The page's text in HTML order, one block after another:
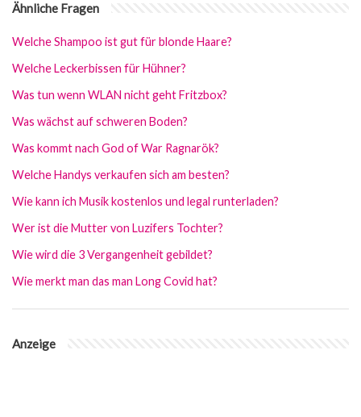
Ähnliche Fragen
Welche Shampoo ist gut für blonde Haare?
Welche Leckerbissen für Hühner?
Was tun wenn WLAN nicht geht Fritzbox?
Was wächst auf schweren Boden?
Was kommt nach God of War Ragnarök?
Welche Handys verkaufen sich am besten?
Wie kann ich Musik kostenlos und legal runterladen?
Wer ist die Mutter von Luzifers Tochter?
Wie wird die 3 Vergangenheit gebildet?
Wie merkt man das man Long Covid hat?
Anzeige